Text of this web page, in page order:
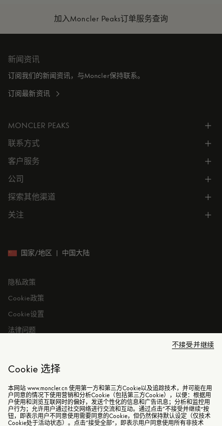
Cookie 选择
不接受并继续
本网站 www.moncler.cn 使用第一方和第三方Cookie以及追踪技术，并可能在用
户同意的情况下使用营销和分析Cookie（包括第三方Cookie），以便：根据用
户使用和浏览互联网时的偏好，发送个性化的信息和广告讯息；分析和监控用
户行为；允许用户通过社交网络进行交流和互动。通过点击“不接受并继续”按
钮，即表示用户不同意使用需要同意的Cookie，但仍然保持默认设定（仅技术
Cookie处于活动状态）。点击“接受全部”，即表示用户同意使用所有非技术
加入Moncler Peaks订单服务查询
新闻资讯
订阅我们的新闻资讯，与Moncler保持联系。
订阅最新资讯
MONCLER PEAKS
了解专属权益
联系方式
电话联系 400-0362-166
联系在线客服
门店位置
预约
客户服务
所有服务
常见问题
售后服务
公司
公司信息
公司管理
投资者关系
探索其他渠道
微信小程序
关注
国家/地区 | 中国大陆
隐私政策
Cookie政策
Cookie设置
法律问题
©2026 盟可睐（上海）商贸有限公司 保留所有权利
电子营业执照